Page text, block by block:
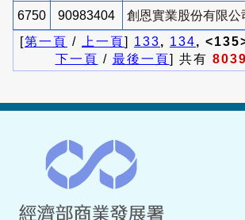
6750 90983404
創恩實業股份有限公
[第一頁 / 上一頁] 133, 134,
下一頁 / 最後一頁] 共有 8039